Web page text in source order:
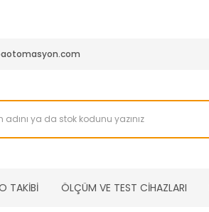
TAKİBİ ÖLÇÜM VE TEST CİHAZLARI